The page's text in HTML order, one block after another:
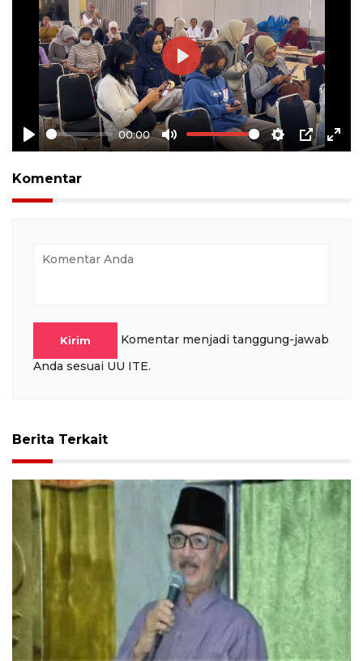
Play
00:00
Mute Settings
PIP
Play
Komentar
Kirim
Komentar menjadi tanggung-jawab
Anda sesuai UU ITE.
Berita Terkait